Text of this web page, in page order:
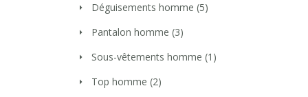
Déguisements homme (5)
Pantalon homme (3)
Sous-vêtements homme (1)
Top homme (2)